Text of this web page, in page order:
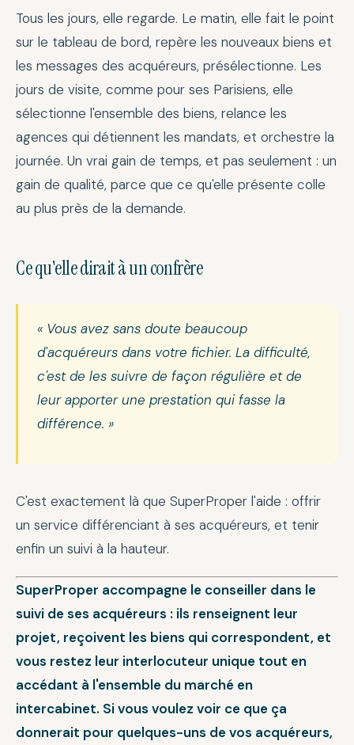
Tous les jours, elle regarde. Le matin, elle fait le point
sur le tableau de bord, repère les nouveaux biens et
les messages des acquéreurs, présélectionne. Les
jours de visite, comme pour ses Parisiens, elle
sélectionne l'ensemble des biens, relance les
agences qui détiennent les mandats, et orchestre la
journée. Un vrai gain de temps, et pas seulement : un
gain de qualité, parce que ce qu'elle présente colle
au plus près de la demande.
Ce qu'elle dirait à un confrère
« Vous avez sans doute beaucoup
d'acquéreurs dans votre fichier. La difficulté,
c'est de les suivre de façon régulière et de
leur apporter une prestation qui fasse la
différence. »
C'est exactement là que SuperProper l'aide : offrir
un service différenciant à ses acquéreurs, et tenir
enfin un suivi à la hauteur.
SuperProper accompagne le conseiller dans le
suivi de ses acquéreurs : ils renseignent leur
projet, reçoivent les biens qui correspondent, et
vous restez leur interlocuteur unique tout en
accédant à l'ensemble du marché en
intercabinet. Si vous voulez voir ce que ça
donnerait pour quelques-uns de vos acquéreurs,